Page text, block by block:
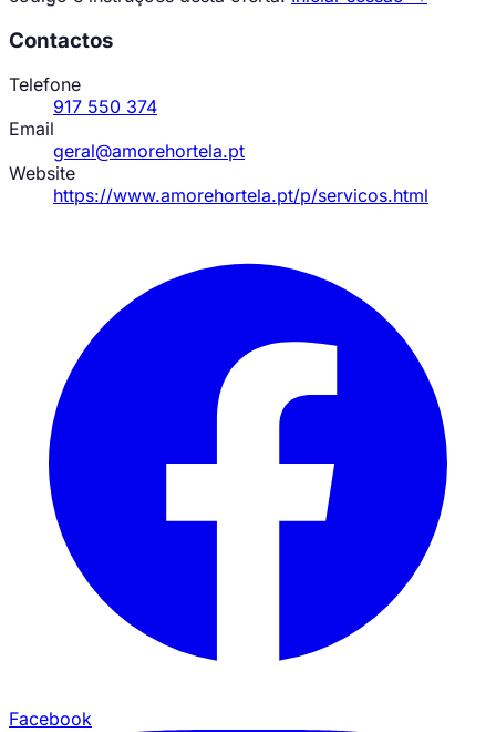
Contactos
Telefone
917 550 374
Email
geral@amorehortela.pt
Website
https://www.amorehortela.pt/p/servicos.html
Facebook